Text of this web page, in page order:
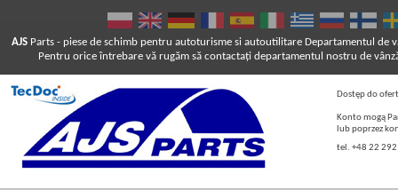
AJS Parts - piese de schimb pentru autoturisme si autoutilitare
Pentru orice întrebare vă rugăm să contactaţi departamentul nostru de
Departamentul de
Dostęp do
Konto mogą
lub poprzez
tel. +48 22